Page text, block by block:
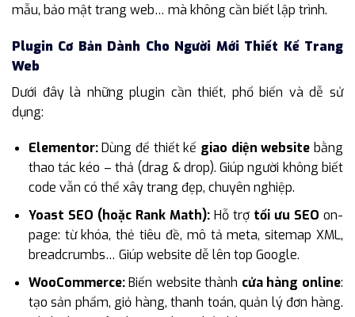
mẫu, bảo mật trang web… mà không cần biết lập trình.
Plugin Cơ Bản Dành Cho Người Mới Thiết Kế Trang
Web
Dưới đây là những plugin cần thiết, phổ biến và dễ sử
dụng:
Elementor:Dùng để thiết kế giao diện website bằng
thao tác kéo – thả (drag & drop). Giúp người không biết
code vẫn có thể xây trang đẹp, chuyên nghiệp.
Yoast SEO (hoặc Rank Math): Hỗ trợ tối ưu SEO on-
page: từ khóa, thẻ tiêu đề, mô tả meta, sitemap XML,
breadcrumbs… Giúp website dễ lên top Google.
WooCommerce:Biến website thành cửa hàng online:
tạo sản phẩm, giỏ hàng, thanh toán, quản lý đơn hàng.